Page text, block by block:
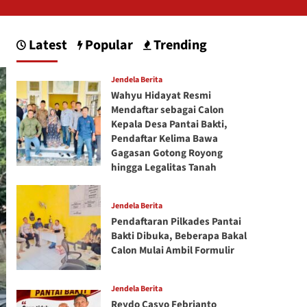
Latest Popular Trending
Jendela Berita
Wahyu Hidayat Resmi
Mendaftar sebagai Calon
Kepala Desa Pantai Bakti,
Pendaftar Kelima Bawa
Gagasan Gotong Royong
hingga Legalitas Tanah
Jendela Berita
Pendaftaran Pilkades Pantai
Bakti Dibuka, Beberapa Bakal
Calon Mulai Ambil Formulir
Jendela Berita